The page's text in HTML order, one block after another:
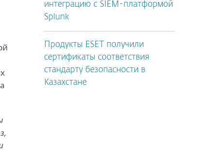
интеграцию с SIEM-платформой
Splunk
Продукты ESET получили
сертификаты соответствия
стандарту безопасности в
Казахстане